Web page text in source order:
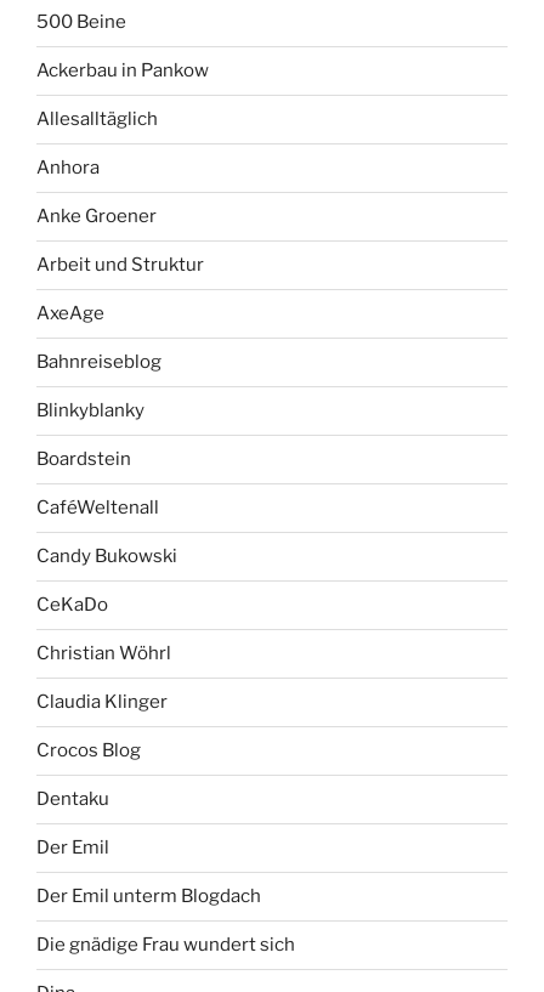
500 Beine
Ackerbau in Pankow
Allesalltäglich
Anhora
Anke Groener
Arbeit und Struktur
AxeAge
Bahnreiseblog
Blinkyblanky
Boardstein
CaféWeltenall
Candy Bukowski
CeKaDo
Christian Wöhrl
Claudia Klinger
Crocos Blog
Dentaku
Der Emil
Der Emil unterm Blogdach
Die gnädige Frau wundert sich